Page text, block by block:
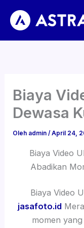
konten
Biaya
Dewasa
Oleh admin/April 24,
Biaya Video
Abadikan
Biaya Video
jasafoto.id
momen